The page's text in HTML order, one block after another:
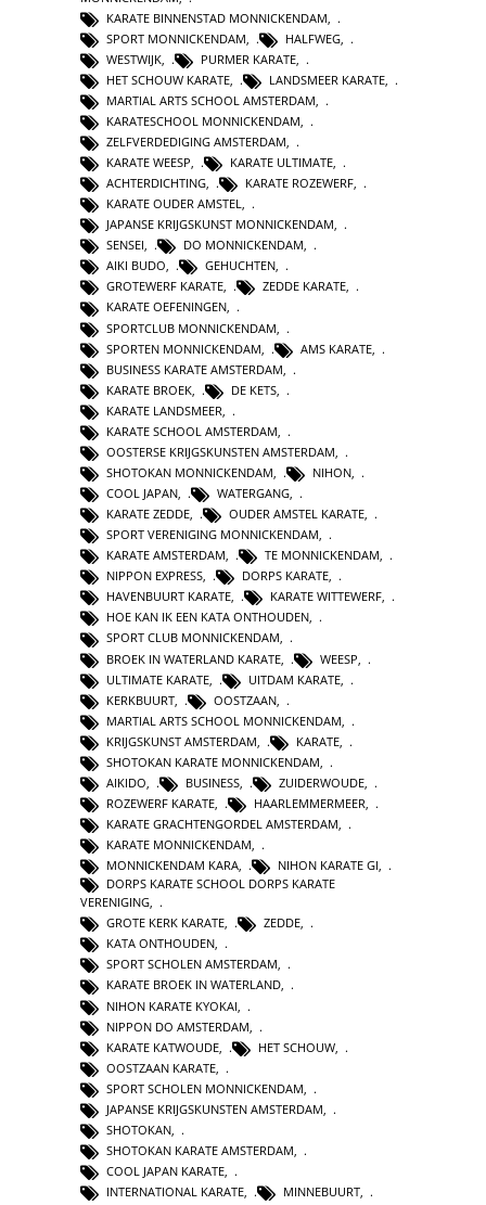
KARATE BINNENSTAD MONNICKENDAM
SPORT MONNICKENDAM
HALFWEG
WESTWIJK
PURMER KARATE
HET SCHOUW KARATE
LANDSMEER KARATE
MARTIAL ARTS SCHOOL AMSTERDAM
KARATESCHOOL MONNICKENDAM
ZELFVERDEDIGING AMSTERDAM
KARATE WEESP, KARATE ULTIMATE,
ACHTERDICHTING, KARATE ROZEWERF,
KARATE OUDER AMSTEL,
JAPANSE KRIJGSKUNST MONNICKENDAM,
SENSEI, DO MONNICKENDAM,
AIKI BUDO, GEHUCHTEN,
GROTEWERF KARATE, ZEDDE KARATE,
KARATE OEFENINGEN,
SPORTCLUB MONNICKENDAM
SPORTEN MONNICKENDAM
AMS KARATE
BUSINESS KARATE AMSTERDAM
KARATE BROEK
DE KETS
KARATE LANDSMEER
KARATE SCHOOL AMSTERDAM
OOSTERSE KRIJGSKUNSTEN AMSTERDAM
SHOTOKAN MONNICKENDAM
NIHON
COOL JAPAN, WATERGANG,
KARATE ZEDDE, OUDER AMSTEL KARATE,
SPORT VERENIGING MONNICKENDAM,
KARATE AMSTERDAM, TE MONNICKENDAM,
NIPPON EXPRESS, DORPS KARATE,
HAVENBUURT KARATE, KARATE WITTEWERF,
HOE KAN IK EEN KATA ONTHOUDEN,
SPORT CLUB MONNICKENDAM,
BROEK IN WATERLAND KARATE
WEESP
ULTIMATE KARATE
UITDAM KARATE
KERKBUURT
OOSTZAAN
MARTIAL ARTS SCHOOL MONNICKENDAM
KRIJGSKUNST AMSTERDAM
KARATE
SHOTOKAN KARATE MONNICKENDAM
AIKIDO
BUSINESS ZUIDERWOUDE
ROZEWERF KARATE
HAARLEMMERMEER
KARATE GRACHTENGORDEL AMSTERDAM,
KARATE MONNICKENDAM,
MONNICKENDAM KARA, NIHON KARATE GI,
DORPS KARATE SCHOOL DORPS KARATE
VERENIGING,
GROTE KERK KARATE, ZEDDE,
KATA ONTHOUDEN,
SPORT SCHOLEN AMSTERDAM,
KARATE BROEK IN WATERLAND,
NIHON KARATE KYOKAI
NIPPON DO AMSTERDAM
KARATE KATWOUDE
HET SCHOUW
OOSTZAAN KARATE
SPORT SCHOLEN MONNICKENDAM
JAPANSE KRIJGSKUNSTEN AMSTERDAM
SHOTOKAN
SHOTOKAN KARATE AMSTERDAM
COOL JAPAN KARATE,
INTERNATIONAL KARATE, MINNEBUURT,